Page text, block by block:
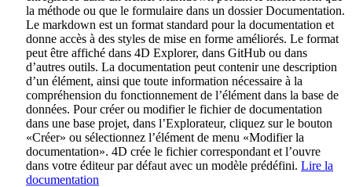
la méthode ou que le formulaire dans un dossier Documentation.
Le markdown est un format standard pour la documentation et
donne accès à des styles de mise en forme améliorés. Le format
peut être affiché dans 4D Explorer, dans GitHub ou dans
d’autres outils. La documentation peut contenir une description
d’un élément, ainsi que toute information nécessaire à la
compréhension du fonctionnement de l’élément dans la base de
données. Pour créer ou modifier le fichier de documentation
dans une base projet, dans l’Explorateur, cliquez sur le bouton
«Créer» ou sélectionnez l’élément de menu «Modifier la
documentation». 4D crée le fichier correspondant et l’ouvre
dans votre éditeur par défaut avec un modèle prédéfini. Lire la
documentation